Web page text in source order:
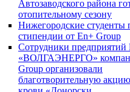
Автозаводского района
отопительному сезону
Нижегородские студенты
стипендии от En+ Group
Сотрудники предприятий
«ВОЛГАЭНЕРГО»
Group организовали
благотворительную